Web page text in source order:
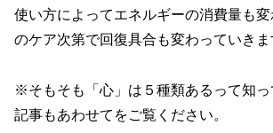
使い方によってエネルギーの消費量も
のケア次第で回復具合も変わっていきま
※そもそも「心」は５種類あるって知
記事もあわせてをご覧ください。